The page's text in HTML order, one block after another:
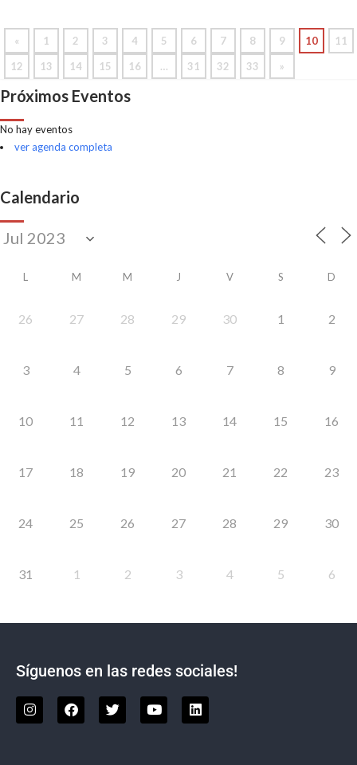
« 1 2 3 4 5 6 7 8 9 10
11
12
13 14 15 16 … 31 32 33 »
Próximos Eventos
No hay eventos
ver agenda completa
Calendario
L M M J V S D
26 27 28 29 30 1 2
3 4 5 6 7 8 9
10 11 12 13 14 15 16
17 18 19 20 21 22 23
24 25 26 27 28 29 30
31 1 2 3 4 5 6
Síguenos en las redes sociales!